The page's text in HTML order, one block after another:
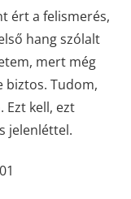
ért a felismerés,
hang szólalt
mert még
biztos. Tudom,
Ezt kell, ezt
jelenléttel.